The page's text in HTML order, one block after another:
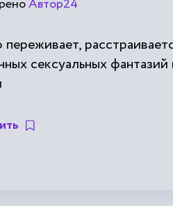
Автор24
сексуальных